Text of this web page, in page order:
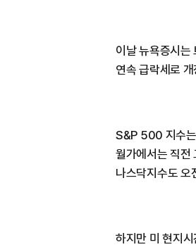
이날 뉴욕증시는
연속 급락세로 개
S&P 500 지수
월가에서는 직전
나스닥지수도 오
하지만 미 현지